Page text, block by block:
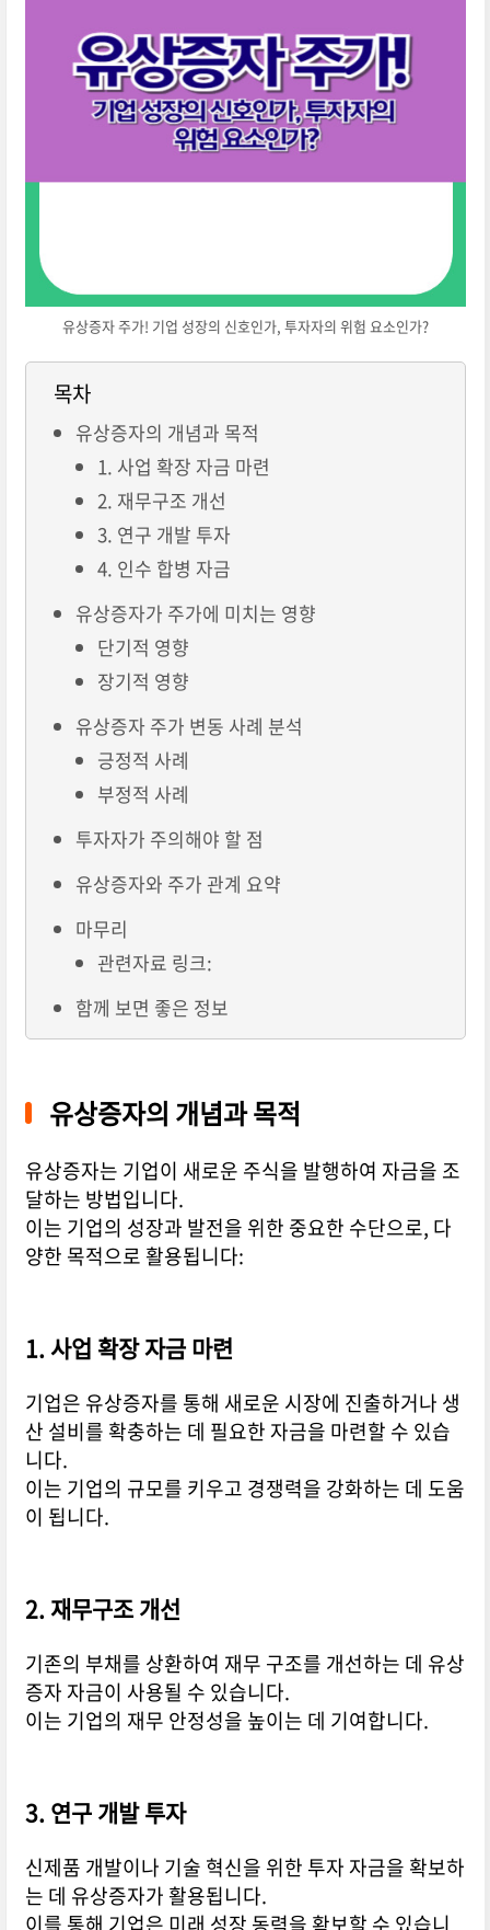
유상증자 주가! 기업 성장의 신호인가, 투자자의 위험 요소인가?
목차
유상증자의 개념과 목적
1. 사업 확장 자금 마련
2. 재무구조 개선
3. 연구 개발 투자
4. 인수 합병 자금
유상증자가 주가에 미치는 영향
단기적 영향
장기적 영향
유상증자 주가 변동 사례 분석
긍정적 사례
부정적 사례
투자자가 주의해야 할 점
유상증자와 주가 관계 요약
마무리
관련자료 링크:
함께 보면 좋은 정보
유상증자의 개념과 목적
유상증자는 기업이 새로운 주식을 발행하여 자금을 조
달하는 방법입니다.
이는 기업의 성장과 발전을 위한 중요한 수단으로, 다
양한 목적으로 활용됩니다:
1. 사업 확장 자금 마련
기업은 유상증자를 통해 새로운 시장에 진출하거나 생
산 설비를 확충하는 데 필요한 자금을 마련할 수 있습
니다.
이는 기업의 규모를 키우고 경쟁력을 강화하는 데 도움
이 됩니다.
2. 재무구조 개선
기존의 부채를 상환하여 재무 구조를 개선하는 데 유상
증자 자금이 사용될 수 있습니다.
이는 기업의 재무 안정성을 높이는 데 기여합니다.
3. 연구 개발 투자
신제품 개발이나 기술 혁신을 위한 투자 자금을 확보하
는 데 유상증자가 활용됩니다.